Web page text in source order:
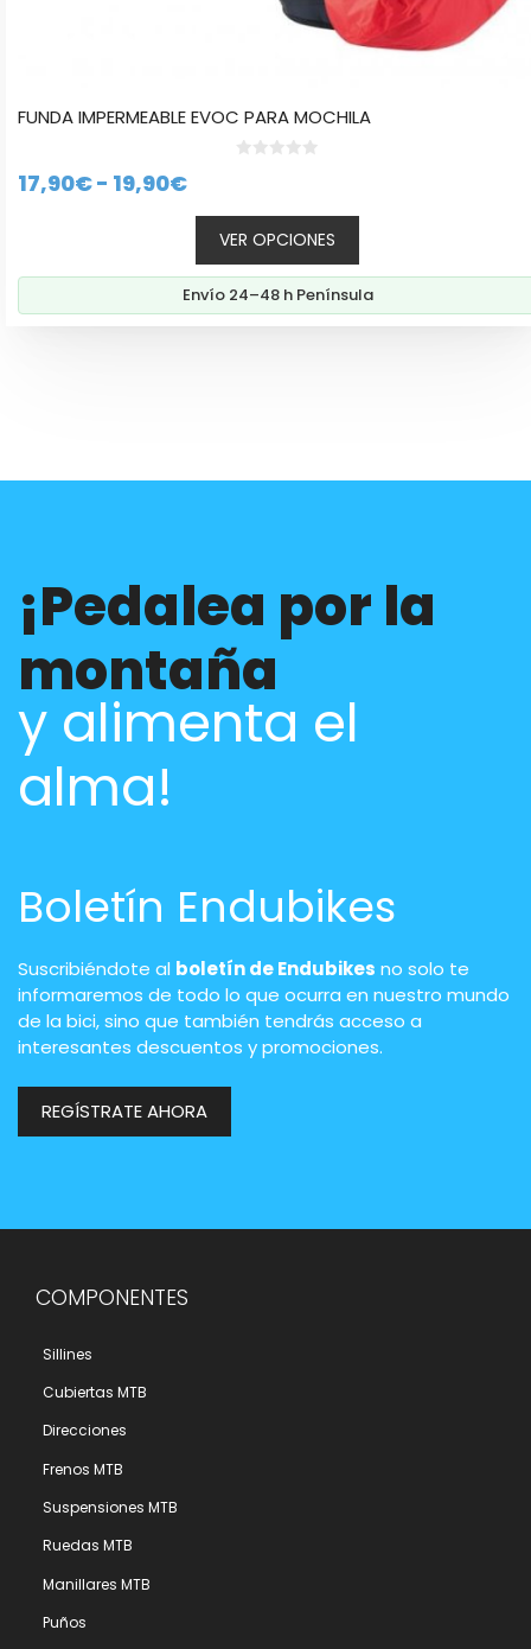
FUNDA IMPERMEABLE EVOC PARA MOCHILA
17,90€- 19,90€Rango
de
precios:
desde
17,90€
VER OPCIONES
Envío 24–48 h Península
¡Pedalea por la
montaña
y alimenta el
alma!
Boletín Endubikes
Suscribiéndote al boletín de Endubikes no solo te
informaremos de todo lo que ocurra en nuestro mundo
de la bici, sino que también tendrás acceso a
interesantes descuentos y promociones.
REGÍSTRATE AHORA
COMPONENTES
Sillines
Cubiertas MTB
Direcciones
Frenos MTB
Suspensiones MTB
Ruedas MTB
Manillares MTB
Puños